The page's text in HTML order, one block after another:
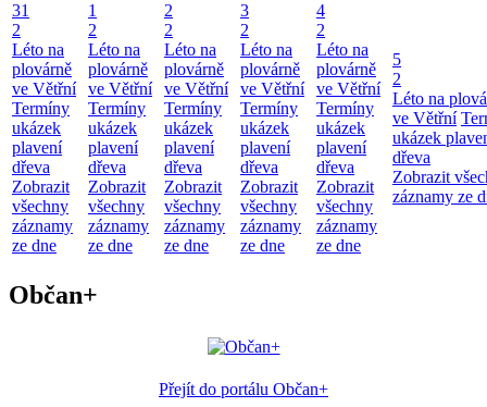
31
2
Léto na
plovárně
ve Větřní
Termíny
ukázek
plavení
dřeva
Zobrazit
všechny
záznamy
ze dne
1
2
Léto na
plovárně
ve Větřní
Termíny
ukázek
plavení
dřeva
Zobrazit
všechny
záznamy
ze dne
2
2
Léto na
plovárně
ve Větřní
Termíny
ukázek
plavení
dřeva
Zobrazit
všechny
záznamy
ze dne
3
2
Léto na
plovárně
ve Větřní
Termíny
ukázek
plavení
dřeva
Zobrazit
všechny
záznamy
ze dne
4
2
Léto na
plovárně
ve Větřní
Termíny
ukázek
plavení
dřeva
Zobrazit
všechny
záznamy
ze dne
5
2
Léto na
ve Větřní
ukázek
dřeva
Zobrazit
záznamy ze
Občan+
Přejít do portálu Občan+